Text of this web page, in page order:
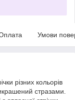
Умови
різних кольорів
стразами.